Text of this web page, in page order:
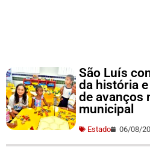
São Luís
da história
de avanços
municipal
Estado 06/08/